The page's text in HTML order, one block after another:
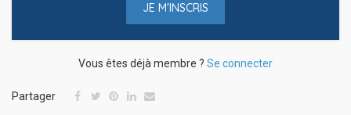
JE M'INSCRIS
Vous êtes déjà membre ? Se connecter
Partager